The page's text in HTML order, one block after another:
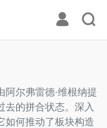
尔弗雷德·维根纳提
去的拼合状态。深入
如何推动了板块构造